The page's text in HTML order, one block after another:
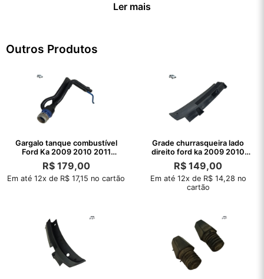
Ler mais
Outros Produtos
Gargalo tanque combustível
Ford Ka 2009 2010 2011
2012 2013
R$179,00
Em até 12x de R$ 17,15 no cartão
Grade churrasqueira lado
direito ford ka 2009 2010
2011 2012
R$ 149,00
Em até 12x de R$ 14,28 no
cartão